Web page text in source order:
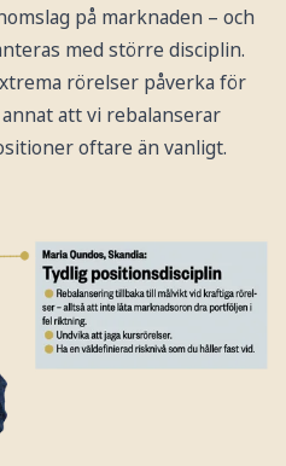
på marknaden – och
med större disciplin.
rörelser påverka för
att vi rebalanserar
oftare än vanligt.